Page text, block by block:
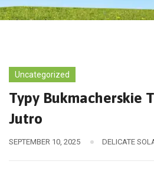
Uncategorized
Typy Bukmacherskie
Jutro
SEPTEMBER 10, 2025 DELICATE